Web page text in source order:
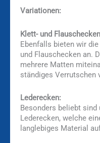
Variationen:
Klett- und
Ebenfalls bieten wir
und Flauschecken an.
mehrere Matten
ständiges Verrutschen
Lederecken:
Besonders beliebt sind
Lederecken, welche
langlebiges Material